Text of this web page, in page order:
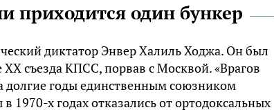
приходится один бункер
диктатор Энвер Халиль Ходжа. Он был
съезда КПСС, порвав с Москвой. «Врагов
долгие годы единственным союзником
1970-х годах отказались от ортодоксальных